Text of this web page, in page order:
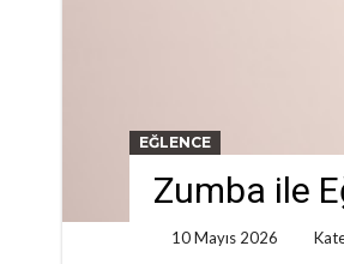
EĞLENCE
Zumba ile
10 Mayıs 2026